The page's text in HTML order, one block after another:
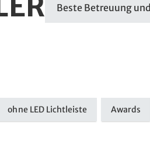
Beste Betreuung und
ohne LED Lichtleiste Awards